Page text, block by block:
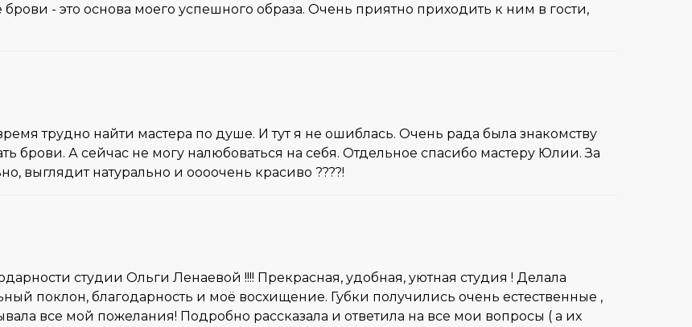
- это основа моего успешного образа. Очень приятно приходить к ним в гости,
трудно найти мастера по душе. И тут я не ошиблась. Очень рада была знакомству
брови. А сейчас не могу налюбоваться на себя. Отдельное спасибо мастеру Юлии. За
выглядит натурально и оооочень красиво ????!
студии Ольги Ленаевой !!!! Прекрасная, удобная, уютная студия ! Делала
поклон, благодарность и моё восхищение. Губки получились очень естественные ,
все мой пожелания! Подробно рассказала и ответила на все мои вопросы ( а их